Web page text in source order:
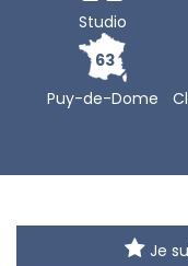
Studio
Puy-de-Dome
63
Je